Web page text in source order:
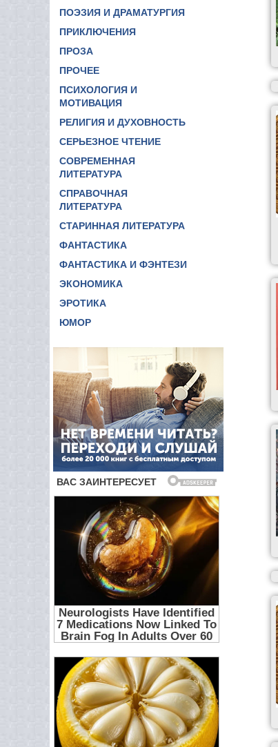
ПОЭЗИЯ И ДРАМАТУРГИЯ
ПРИКЛЮЧЕНИЯ
ПРОЗА
ПРОЧЕЕ
ПСИХОЛОГИЯ И
МОТИВАЦИЯ
РЕЛИГИЯ И ДУХОВНОСТЬ
СЕРЬЕЗНОЕ ЧТЕНИЕ
СОВРЕМЕННАЯ
ЛИТЕРАТУРА
СПРАВОЧНАЯ
ЛИТЕРАТУРА
СТАРИННАЯ ЛИТЕРАТУРА
ФАНТАСТИКА
ФАНТАСТИКА И ФЭНТЕЗИ
ЭКОНОМИКА
ЭРОТИКА
ЮМОР